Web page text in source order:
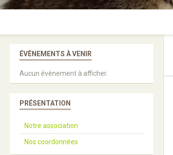
ÉVÈNEMENTS À VENIR
Aucun évènement à afficher.
PRÉSENTATION
Notre association
Nos coordonnées